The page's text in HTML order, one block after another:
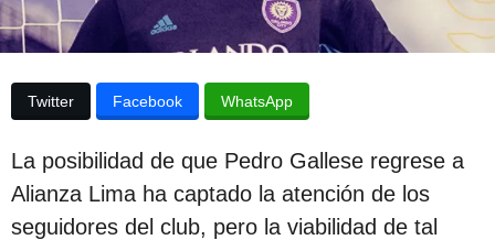
l
i
c
a
c
i
ó
p
u
b
c
Twitter Facebook WhatsApp
La posibilidad de que Pedro Gallese regrese a
Alianza Lima ha captado la atención de los
seguidores del club, pero la viabilidad de tal